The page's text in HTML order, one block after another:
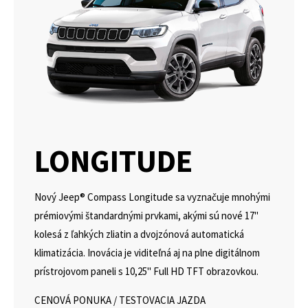
LONGITUDE
Nový Jeep® Compass Longitude sa vyznačuje mnohými
prémiovými štandardnými prvkami, akými sú nové 17"
kolesá z ľahkých zliatin a dvojzónová automatická
klimatizácia. Inovácia je viditeľná aj na plne digitálnom
prístrojovom paneli s 10,25" Full HD TFT obrazovkou.
CENOVÁ PONUKA / TESTOVACIA JAZDA